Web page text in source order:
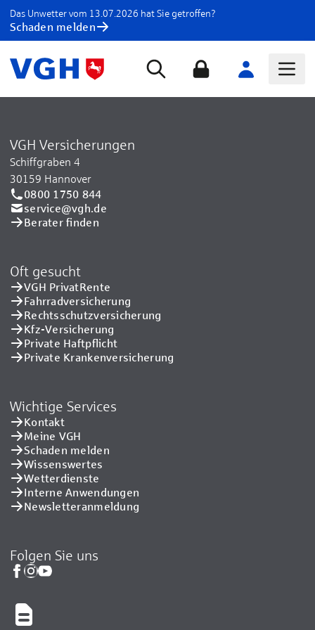
Das Unwetter vom 13.07.2026 hat Sie getroffen?
Schaden melden
VGH Versicherungen
Schiffgraben 4
30159 Hannover
0800 1750 844
service@vgh.de
Berater finden
Oft gesucht
VGH PrivatRente
Fahrradversicherung
Rechtsschutzversicherung
Kfz-Versicherung
Private Haftpflicht
Private Kranken­versicherung
Wichtige Services
Kontakt
Meine VGH
Schaden melden
Wissenswertes
Wetterdienste
Interne Anwendungen
Newsletteranmeldung
Folgen Sie uns